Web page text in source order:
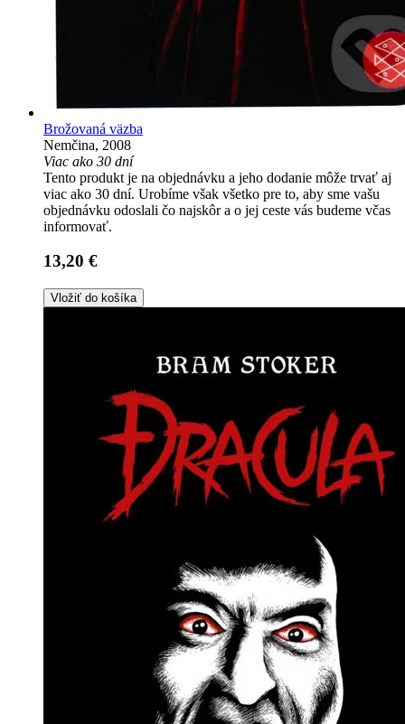
Brožovaná väzba
Nemčina, 2008
Viac ako 30 dní
Tento produkt je na objednávku a jeho dodanie môže trvať aj
viac ako 30 dní. Urobíme však všetko pre to, aby sme vašu
objednávku odoslali čo najskôr a o jej ceste vás budeme včas
informovať.
13,20 €
Vložiť do košíka